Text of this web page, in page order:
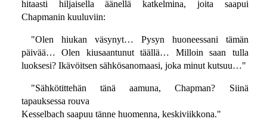
hitaasti hiljaisella äänellä katkelmina, joita saapui
Chapmanin kuuluviin:
"Olen hiukan väsynyt… Pysyn huoneessani tämän
päivää… Olen kiusaantunut täällä… Milloin saan tulla
luoksesi? Ikävöitsen sähkösanomaasi, joka minut kutsuu…"
"Sähkötittehän tänä aamuna, Chapman? Siinä
tapauksessa rouva
Kesselbach saapuu tänne huomenna, keskiviikkona."